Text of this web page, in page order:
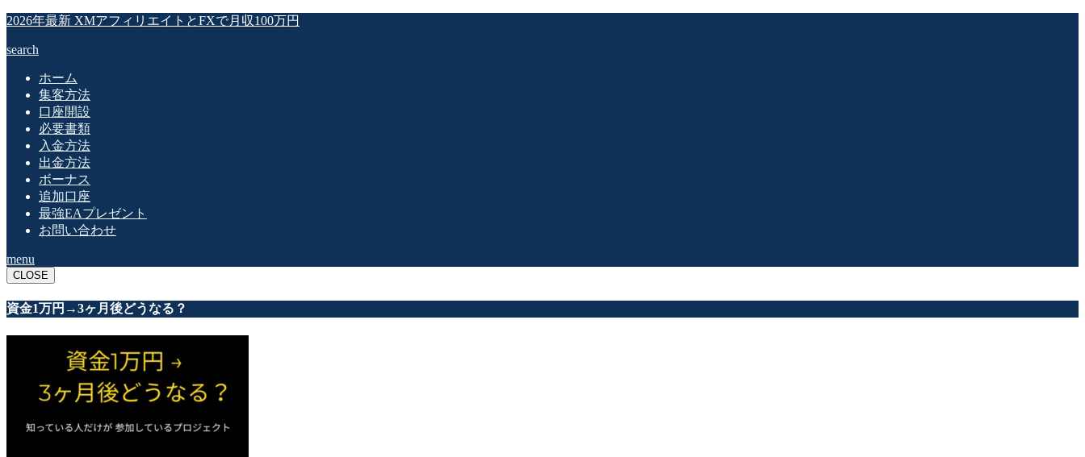
2026年最新 XMアフィリエイトとFXで月収100万円
search
ホーム
集客方法
口座開設
必要書類
入金方法
出金方法
ボーナス
追加口座
最強EAプレゼント
お問い合わせ
menu
CLOSE
資金1万円→3ヶ月後どうなる？